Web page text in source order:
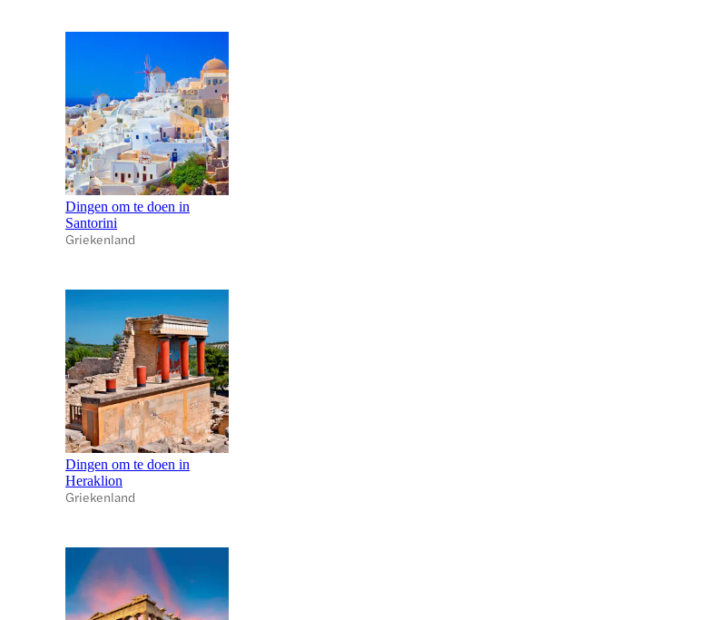
Dingen om te doen in
Santorini
Griekenland
Dingen om te doen in
Heraklion
Griekenland